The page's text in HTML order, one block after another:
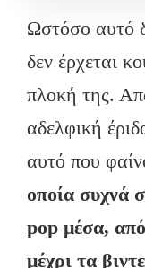
Ωστόσο αυτό
δεν έρχεται
πλοκή της.
αδελφική
αυτό που
οποία συχνά
pop μέσα,
μέχρι τα